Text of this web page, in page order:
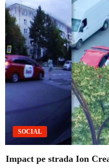
SOCIAL
Impact pe strada Ion